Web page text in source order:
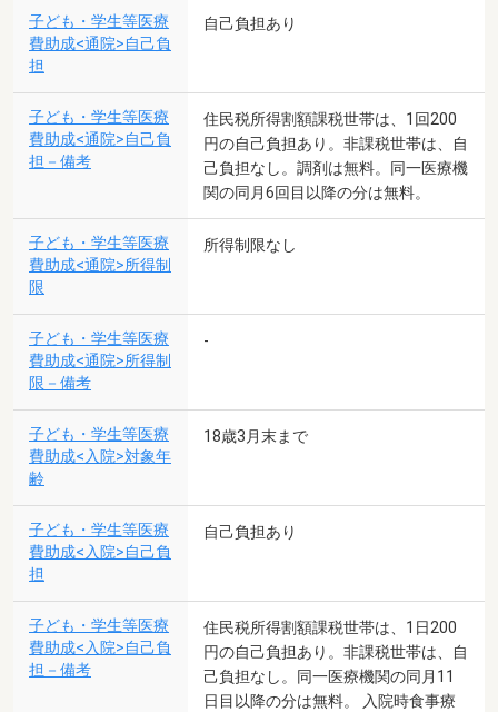
子ども・学生等医療
費助成<通院>自己負
担
自己負担あり
子ども・学生等医療
費助成<通院>自己負
担－備考
住民税所得割額課税世帯は、1回200
円の自己負担あり。非課税世帯は、自
己負担なし。調剤は無料。同一医療機
関の同月6回目以降の分は無料。
子ども・学生等医療
費助成<通院>所得制
限
所得制限なし
子ども・学生等医療
費助成<通院>所得制
限－備考
-
子ども・学生等医療
費助成<入院>対象年
齢
18歳3月末まで
子ども・学生等医療
費助成<入院>自己負
担
自己負担あり
子ども・学生等医療
費助成<入院>自己負
担－備考
住民税所得割額課税世帯は、1日200
円の自己負担あり。非課税世帯は、自
己負担なし。同一医療機関の同月11
日目以降の分は無料。 入院時食事療